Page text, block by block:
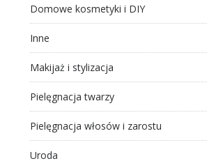
Domowe kosmetyki i DIY
Inne
Makijaż i stylizacja
Pielęgnacja twarzy
Pielęgnacja włosów i zarostu
Uroda